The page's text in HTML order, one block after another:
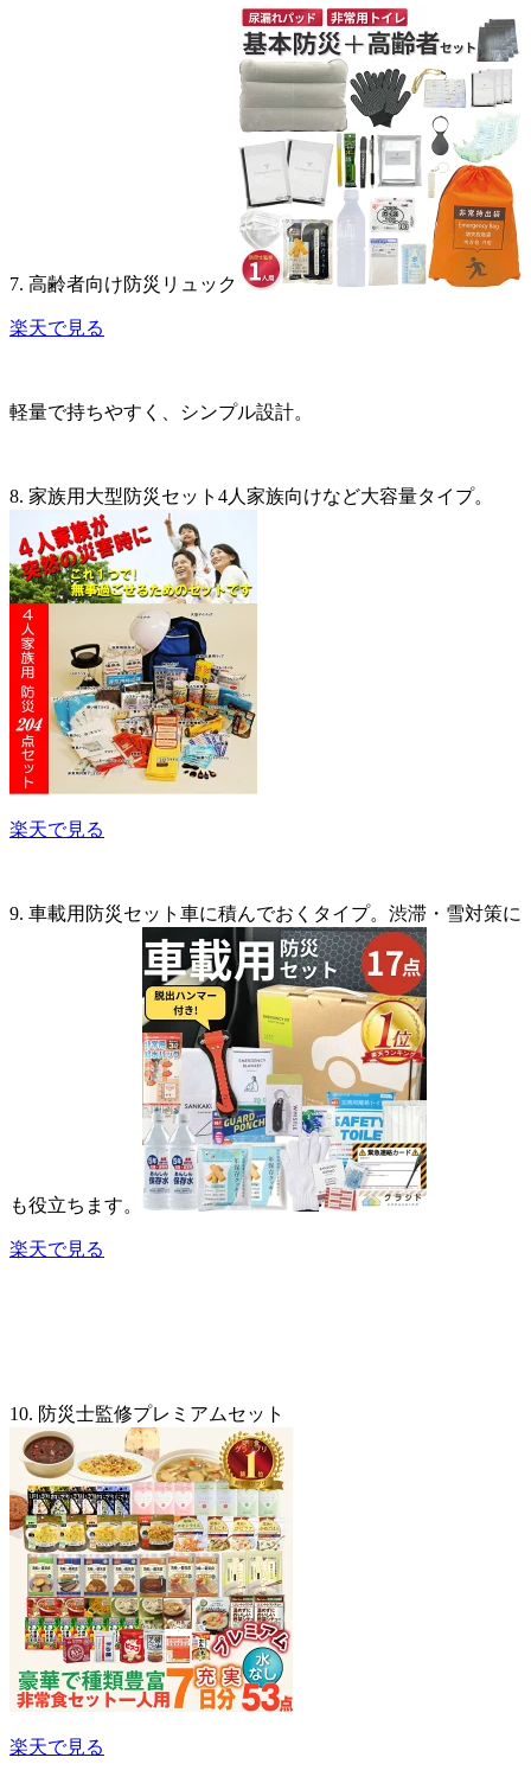
7. 高齢者向け防災リュック
楽天で見る
軽量で持ちやすく、シンプル設計。
8. 家族用大型防災セット4人家族向けなど大容量タイプ。
楽天で見る
9. 車載用防災セット車に積んでおくタイプ。渋滞・雪対策に
も役立ちます。
楽天で見る
10. 防災士監修プレミアムセット
楽天で見る